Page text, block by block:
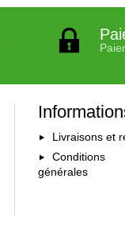
Livraisons et
Conditions
générales